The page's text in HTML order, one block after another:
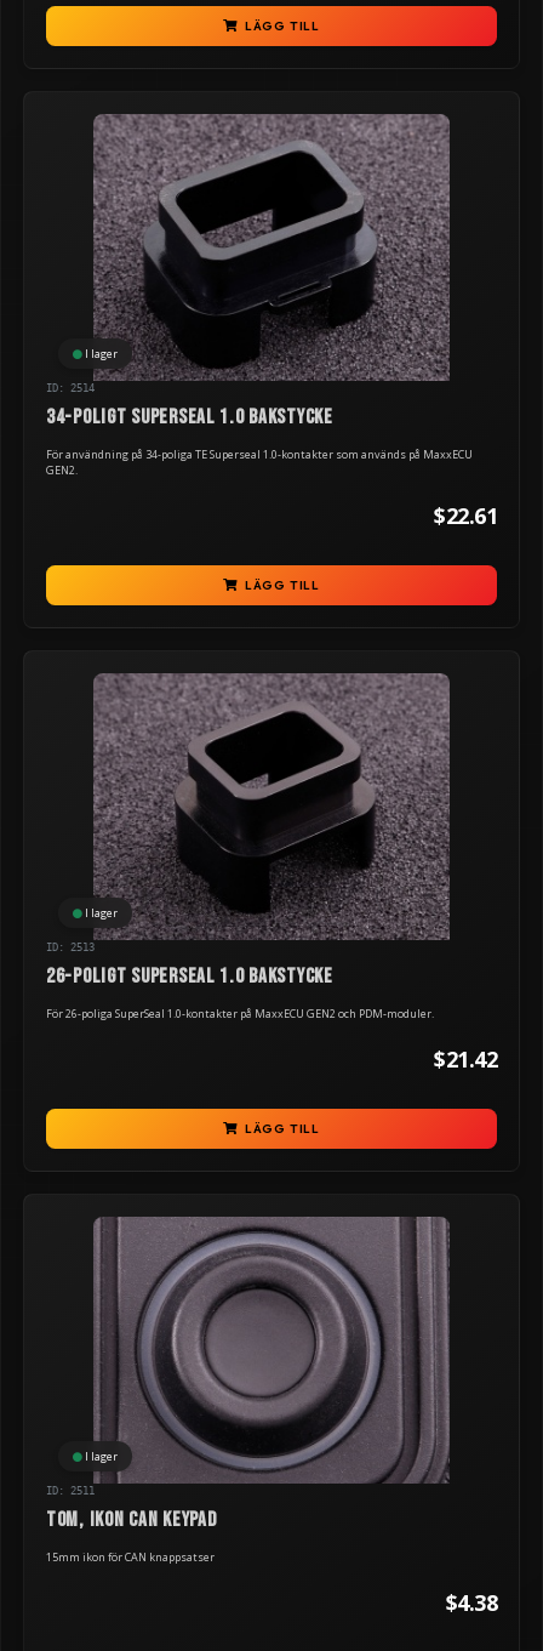
LÄGG TILL
I lager
ID: 2514
34-poligt Superseal 1.0 bakstycke
För användning på 34-poliga TE Superseal 1.0-kontakter som används på MaxxECU
GEN2.
$22.61
LÄGG TILL
I lager
ID: 2513
26-poligt Superseal 1.0 bakstycke
För 26-poliga SuperSeal 1.0-kontakter på MaxxECU GEN2 och PDM-moduler.
$21.42
LÄGG TILL
I lager
ID: 2511
TOM, ikon can keypad
15mm ikon för CAN knappsatser
$4.38